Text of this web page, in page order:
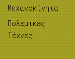
Μηχανοκίνητα
Πολεμικές
Τέχνες